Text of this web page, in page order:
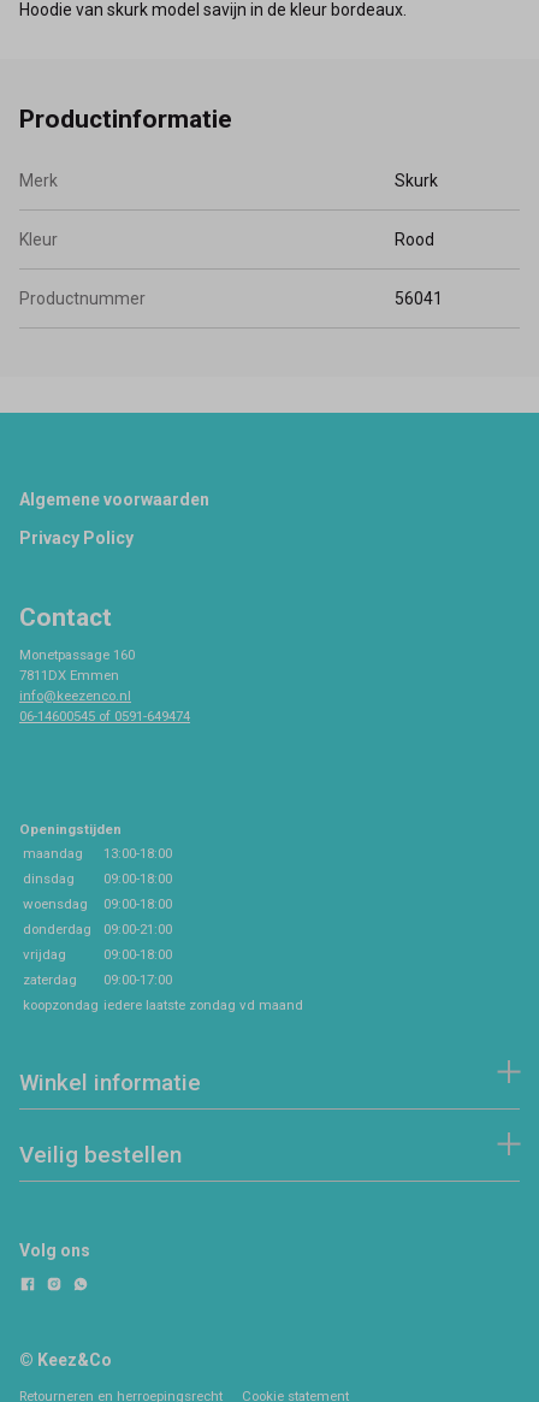
Hoodie van skurk model savijn in de kleur bordeaux.
Productinformatie
Merk Skurk
Kleur Rood
Productnummer 56041
Footer
Algemene voorwaarden
Privacy Policy
Contact
Monetpassage 160
7811DX Emmen
info@keezenco.nl
06-14600545 of 0591-649474
Openingstijden
maandag
13:00-18:00
dinsdag
09:00-18:00
woensdag
09:00-18:00
donderdag
09:00-21:00
vrijdag
09:00-18:00
zaterdag
09:00-17:00
koopzondag iedere laatste zondag vd maand
Winkel informatie
Veilig bestellen
Volg ons
© Keez&Co
Retourneren en herroepingsrecht Cookie statement